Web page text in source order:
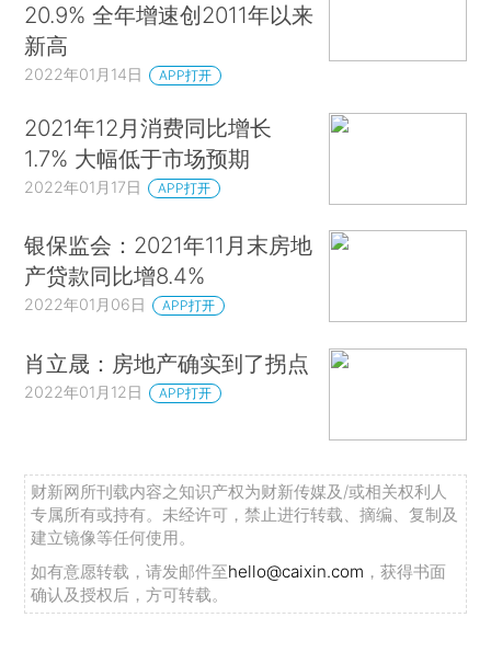
20.9% 全年增速创2011年以来
新高
2022年01月14日 APP打开
2021年12月消费同比增长
1.7% 大幅低于市场预期
2022年01月17日 APP打开
银保监会：2021年11月末房地
产贷款同比增8.4%
2022年01月06日 APP打开
肖立晟：房地产确实到了拐点
2022年01月12日 APP打开
财新网所刊载内容之知识产权为财新传媒及/或相关权利人
专属所有或持有。未经许可，禁止进行转载、摘编、复制及
建立镜像等任何使用。
如有意愿转载，请发邮件至hello@caixin.com ，获得书面
确认及授权后，方可转载。